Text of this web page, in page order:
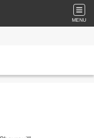
MENU